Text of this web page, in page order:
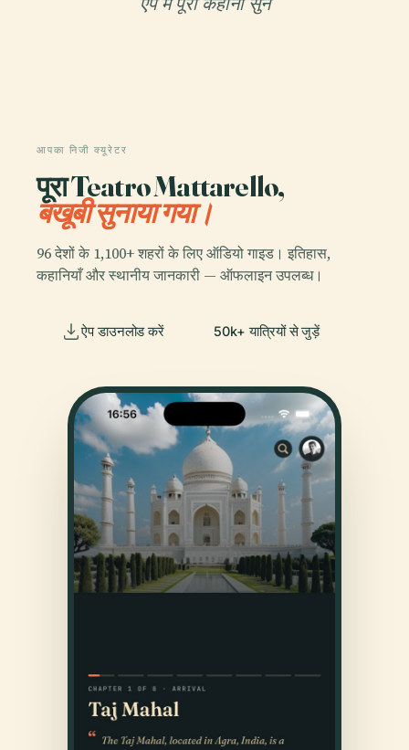
आपका निजी क्यूरेटर
पूरा Teatro Mattarello,
बखूबी सुनाया गया।
96 देशों के 1,100+ शहरों के लिए ऑडियो गाइड। इतिहास,
कहानियाँ और स्थानीय जानकारी — ऑफलाइन उपलब्ध।
ऐप डाउनलोड करें 50k+ यात्रियों से जुड़ें